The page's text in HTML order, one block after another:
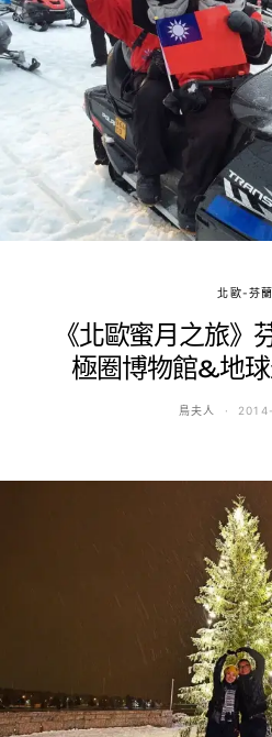
北歐-芬蘭
《北歐蜜月之旅》
極圈博物館&地
鳥夫人